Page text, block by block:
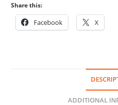
Share this:
Facebook X
ADDITIONAL